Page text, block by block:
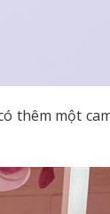
thêm một